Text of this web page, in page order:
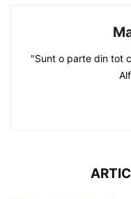
"Sunt o parte din tot